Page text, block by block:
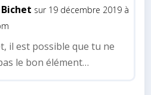
sur 19 décembre 2019 à
il est possible que tu ne
le bon élément…